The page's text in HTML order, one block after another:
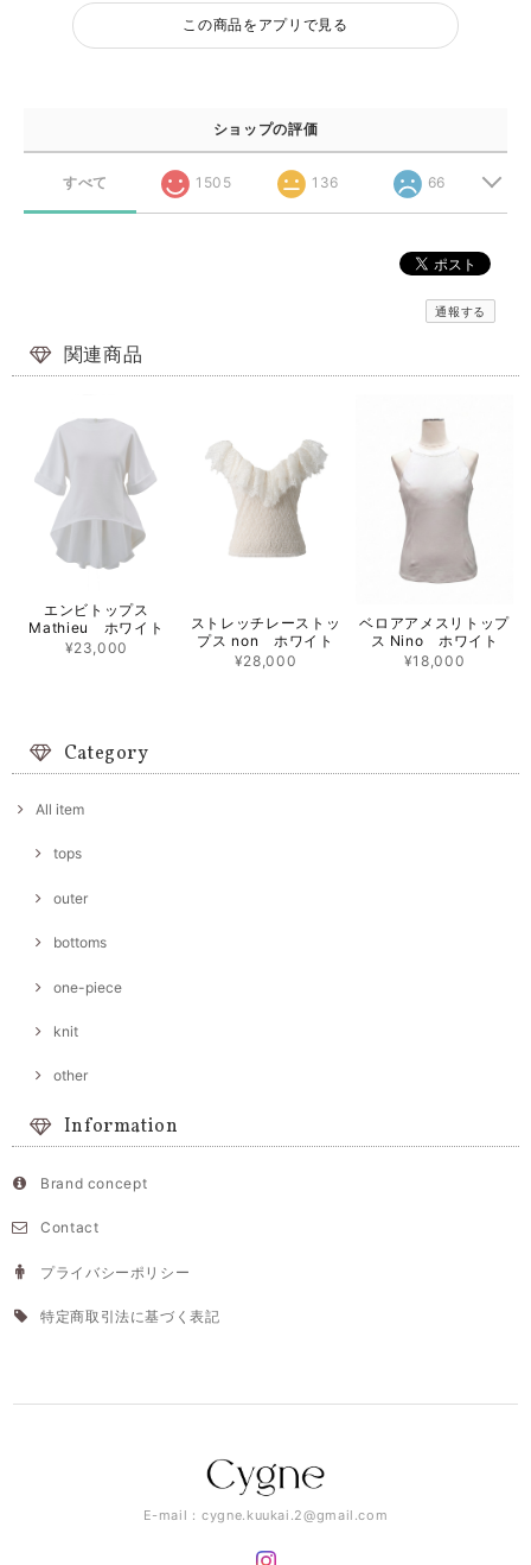
この商品をアプリで見る
ショップの評価
すべて 1505 136 66
通報する
関連商品
エンビトップス
Mathieu ホワイト
¥23,000
ストレッチレーストッ
プス non ホワイト
¥28,000
ベロアアメスリトップ
ス Nino ホワイト
¥18,000
Category
All item
tops
outer
bottoms
one-piece
knit
other
Information
Brand concept
Contact
プライバシーポリシー
特定商取引法に基づく表記
E-mail：cygne.kuukai.2@gmail.com